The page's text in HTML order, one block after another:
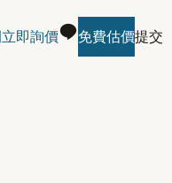
立即詢價 免費估價提交